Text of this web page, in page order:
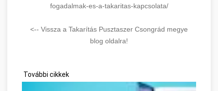
fogadalmak-es-a-takaritas-kapcsolata/
<-- Vissza a Takarítás Pusztaszer Csongrád megye
blog oldalra!
További cikkek